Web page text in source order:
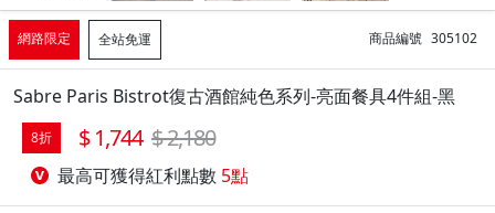
網路限定 全站免運 商品編號 305102
Sabre Paris Bistrot復古酒館純色系列-亮面餐具4件組-黑
8折 1,744 2,180
最高可獲得紅利點數 5點